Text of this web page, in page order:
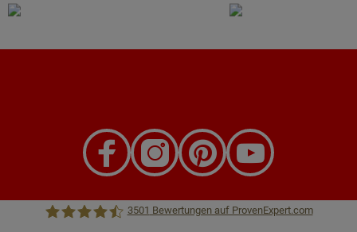
3501 Bewertungen auf ProvenExpert.com